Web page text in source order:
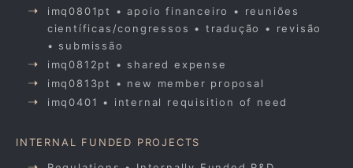
imq0801pt • apoio financeiro • reuniões
científicas/congressos • tradução • revisão
• submissão
imq0812pt • shared expense
imq0813pt • new member proposal
imq0401 • internal requisition of need
INTERNAL FUNDED PROJECTS